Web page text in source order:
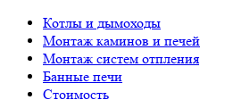
Котлы и дымоходы
Монтаж каминов и печей
Монтаж систем отпления
Банные печи
Стоимость